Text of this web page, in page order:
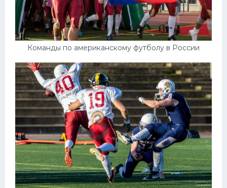
Команды по американскому футболу в России